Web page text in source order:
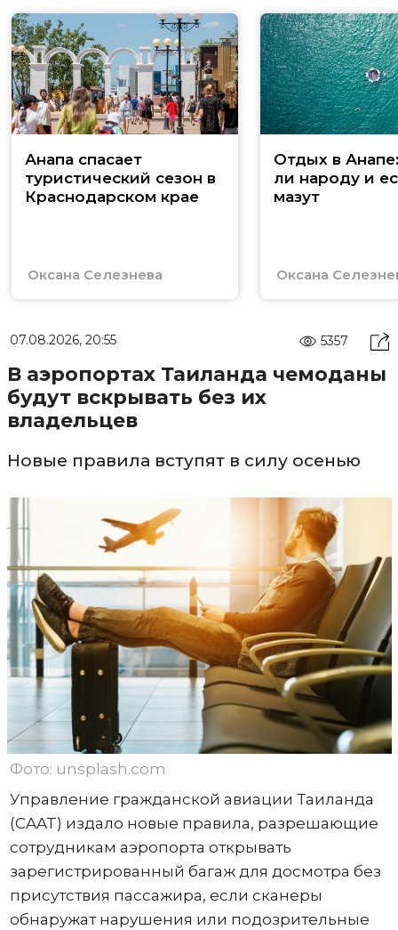
Анапа спасает
туристический сезон в
Краснодарском крае
Оксана Селезнева
Отдых в
ли народу и
мазут
Оксана
07.08.2026, 20:55 5357
В аэропортах Таиланда чемоданы
будут вскрывать без их
владельцев
Новые правила вступят в силу осенью
Фото: unsplash.com
Управление гражданской авиации Таиланда
(CAAT) издало новые правила, разрешающие
сотрудникам аэропорта открывать
зарегистрированный багаж для досмотра без
присутствия пассажира, если сканеры
обнаружат нарушения или подозрительные